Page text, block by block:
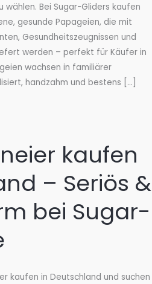
wählen. Bei Sugar-Gliders kaufen
gesunde Papageien, die mit
Gesundheitszeugnissen und
werden – perfekt für Käufer in
wachsen in familiärer
handzahm und bestens […]
kaufen
– Seriös &
bei Sugar-
kaufen in Deutschland und suchen